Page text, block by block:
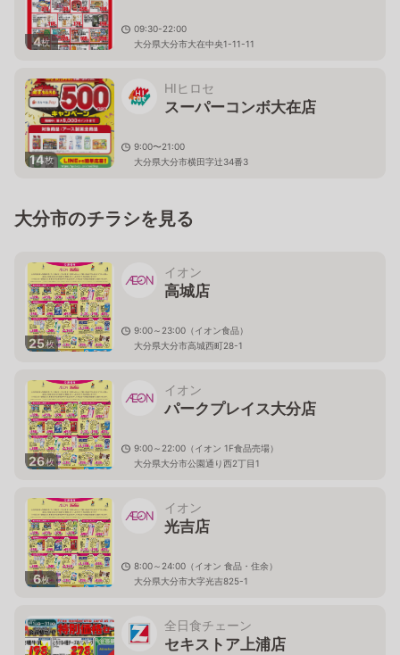
4枚
09:30-22:00
大分県大分市大在中央1-11-11
14枚
HIヒロセ
スーパーコンボ大在店
9:00〜21:00
大分県大分市横田字辻34番3
大分市のチラシを見る
25枚
イオン
高城店
9:00～23:00（イオン食品）
大分県大分市高城西町28-1
26枚
イオン
パークプレイス大分店
9:00～22:00（イオン 1F食品売場）
大分県大分市公園通り西2丁目1
6枚
イオン
光吉店
8:00～24:00（イオン 食品・住余）
大分県大分市大字光吉825-1
全日食チェーン
セキストア上浦店